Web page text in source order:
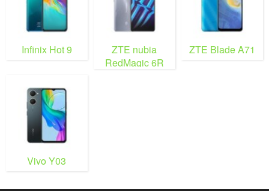
Infinix Hot 9
ZTE nubia
RedMagic 6R
ZTE Blade A71
Vivo Y03